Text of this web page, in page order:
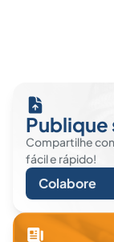
Publique
Compartilhe
fácil e rápido!
Colabore